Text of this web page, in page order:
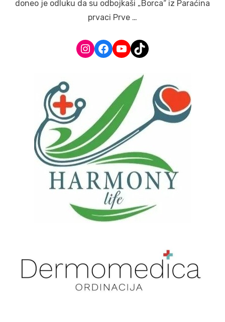
doneo je odluku da su odbojkaši „Borca“ iz Paraćina
prvaci Prve …
Instagram
Facebook
YouTube
TikTok